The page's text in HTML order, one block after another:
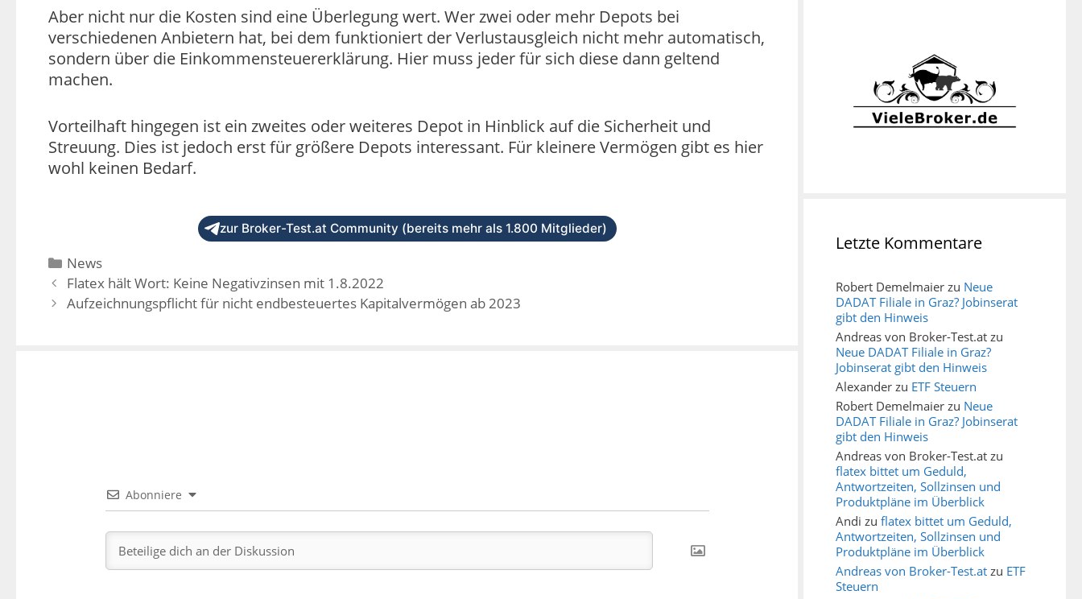
Aber nicht nur die Kosten sind eine Überlegung wert. Wer zwei oder mehr Depots bei
verschiedenen Anbietern hat, bei dem funktioniert der Verlustausgleich nicht mehr automatisch,
sondern über die Einkommensteuererklärung. Hier muss jeder für sich diese dann geltend
machen.
Vorteilhaft hingegen ist ein zweites oder weiteres Depot in Hinblick auf die Sicherheit und
Streuung. Dies ist jedoch erst für größere Depots interessant. Für kleinere Vermögen gibt es hier
wohl keinen Bedarf.
zur Broker-Test.at Community (bereits mehr als 1.800 Mitglieder)
News
Flatex hält Wort: Keine Negativzinsen mit 1.8.2022
Aufzeichnungspflicht für nicht endbesteuertes Kapitalvermögen ab 2023
Abonniere
Letzte Kommentare
Robert Demelmaier zu Neue
DADAT Filiale in Graz? Jobinserat
gibt den Hinweis
Andreas von Broker-Test.at zu
Neue DADAT Filiale in Graz?
Jobinserat gibt den Hinweis
Alexander zu ETF Steuern
Robert Demelmaier zu Neue
DADAT Filiale in Graz? Jobinserat
gibt den Hinweis
Andreas von Broker-Test.at zu
flatex bittet um Geduld,
Antwortzeiten, Sollzinsen und
Produktpläne im Überblick
Andi zu flatex bittet um Geduld,
Antwortzeiten, Sollzinsen und
Produktpläne im Überblick
Andreas von Broker-Test.at zu ETF
Steuern